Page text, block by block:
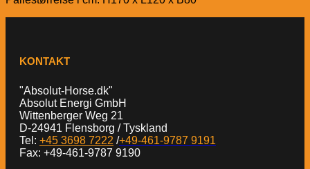
KONTAKT
"Absolut-Horse.dk"
Absolut Energi GmbH
Wittenberger Weg 21
D-24941 Flensborg / Tyskland
Tel: +45 3698 7222 /+49-461-9787 9191
Fax: +49-461-9787 9190